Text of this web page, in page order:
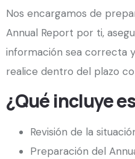
Nos encargamos de
Annual Report por ti,
información sea correcta
realice dentro del plazo
¿Qué incluye
Revisión de la
Preparación del